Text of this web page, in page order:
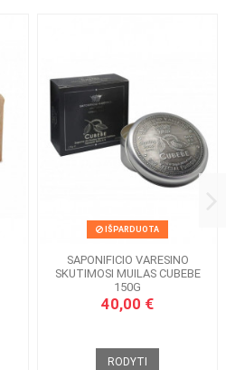
IŠPARDUOTA
SAPONIFICIO VARESINO
SKUTIMOSI MUILAS CUBEBE
150G
40,00 €
RODYTI